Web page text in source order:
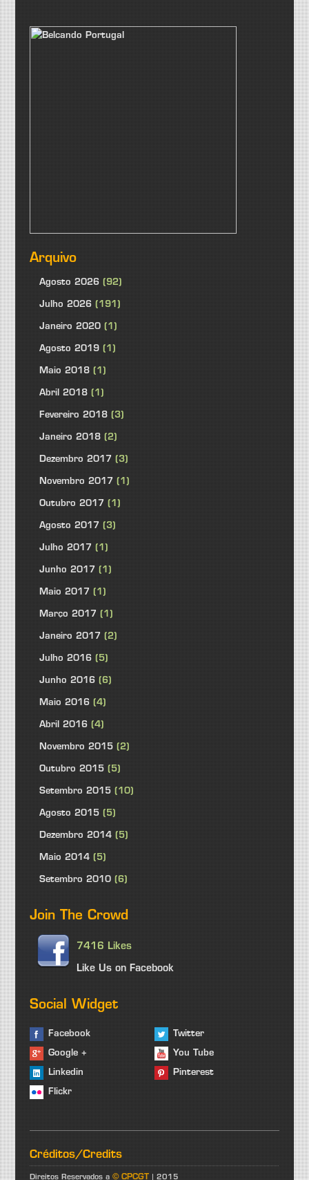
Arquivo
Agosto 2026(92)
Julho 2026(191)
Janeiro 2020(1)
Agosto 2019(1)
Maio 2018(1)
Abril 2018(1)
Fevereiro 2018(3)
Janeiro 2018(2)
Dezembro 2017(3)
Novembro 2017(1)
Outubro 2017(1)
Agosto 2017(3)
Julho 2017(1)
Junho 2017(1)
Maio 2017(1)
Março 2017(1)
Janeiro 2017(2)
Julho 2016(5)
Junho 2016(6)
Maio 2016(4)
Abril 2016(4)
Novembro 2015(2)
Outubro 2015(5)
Setembro 2015(10)
Agosto 2015(5)
Dezembro 2014(5)
Maio 2014(5)
Setembro 2010(6)
Join The Crowd
7416 Likes
Like Us on Facebook
Social Widget
Facebook Twitter
Google + You Tube
Linkedin Pinterest
Flickr
Créditos/Credits
Direitos Reservados a© CPCGT| 2015